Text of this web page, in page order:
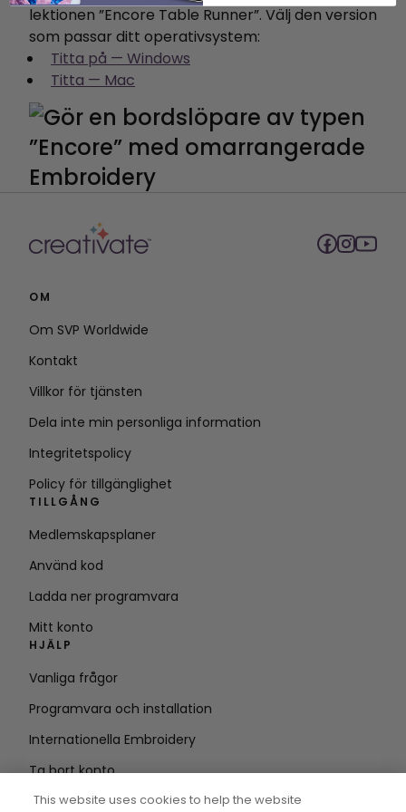
lektionen ”Encore Table Runner”. Välj den version
som passar ditt operativsystem:
Titta på — Windows
Titta — Mac
OM
Om SVP Worldwide
Kontakt
Villkor för tjänsten
Dela inte min personliga information
Integritetspolicy
Policy för tillgänglighet
TILLGÅNG
Medlemskapsplaner
Använd kod
Ladda ner programvara
Mitt konto
HJÄLP
Vanliga frågor
Programvara och installation
Internationella Embroidery
Ta bort konto
This website uses cookies to help the website